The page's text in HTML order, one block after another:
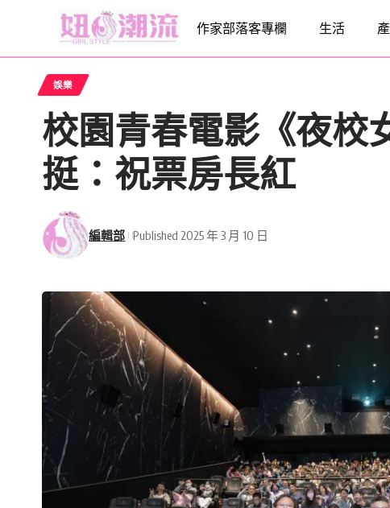
作家部落客專欄 生活
娛樂
校園青春電影《夜
挺：祝票房長紅
編輯部 Published 2025 年 3 月 10 日